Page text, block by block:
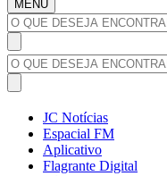
MENU
JC Notícias
Espacial FM
Aplicativo
Flagrante Digital